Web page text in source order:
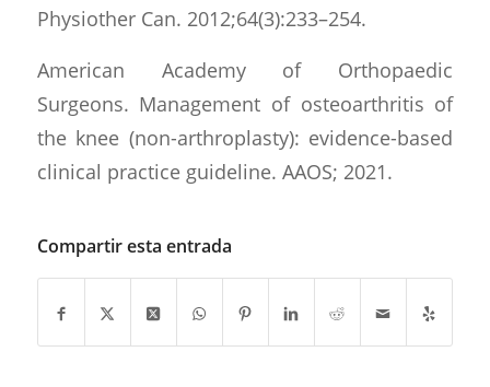
Physiother Can. 2012;64(3):233–254.
American Academy of Orthopaedic
Surgeons. Management of osteoarthritis of
the knee (non-arthroplasty): evidence-based
clinical practice guideline. AAOS; 2021.
Compartir esta entrada